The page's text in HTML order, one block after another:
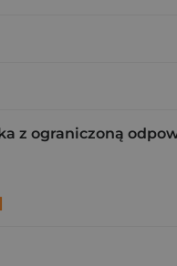
z ograniczoną